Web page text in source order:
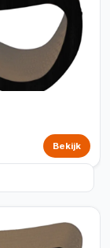
Bekijk